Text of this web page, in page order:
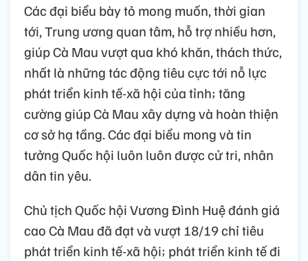
Các đại biểu bày tỏ mong muốn, thời gian
tới, Trung ương quan tâm, hỗ trợ nhiều hơn,
giúp Cà Mau vượt qua khó khăn, thách thức,
nhất là những tác động tiêu cực tới nỗ lực
phát triển kinh tế-xã hội của tỉnh; tăng
cường giúp Cà Mau xây dựng và hoàn thiện
cơ sở hạ tầng. Các đại biểu mong và tin
tưởng Quốc hội luôn luôn được cử tri, nhân
dân tin yêu.
Chủ tịch Quốc hội Vương Đình Huệ đánh giá
cao Cà Mau đã đạt và vượt 18/19 chỉ tiêu
phát triển kinh tế-xã hội; phát triển kinh tế đi